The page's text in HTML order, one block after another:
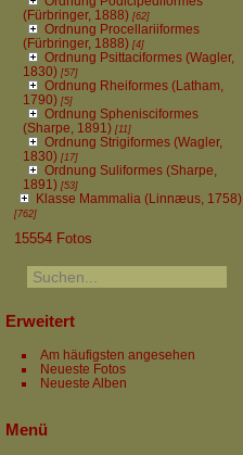
(Fürbringer, 1888)[62]
Ordnung Procellariiformes
(Fürbringer, 1888)[4]
Ordnung Psittaciformes (Wagler,
1830)[57]
Ordnung Rheiformes (Latham,
1790) [5]
Ordnung Sphenisciformes
(Sharpe, 1891)[11]
Ordnung Strigiformes (Wagler,
1830)[17]
Ordnung Suliformes (Sharpe,
1891)[53]
Klasse Mammalia (Linnæus, 1758)
[762]
15554 Fotos
Erweitert
Am häufigsten angesehen
Neueste Fotos
Neueste Alben
Menü